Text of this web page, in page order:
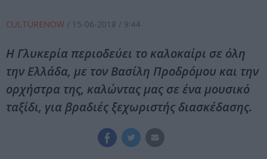
CULTURENOW / 15-06-2018 / 9:44
Η Γλυκερία περιοδεύει το καλοκαίρι σε όλη
την Ελλάδα, με τον Βασίλη Προδρόμου και την
ορχήστρα της, καλώντας μας σε ένα μουσικό
ταξίδι, για βραδιές ξεχωριστής διασκέδασης.